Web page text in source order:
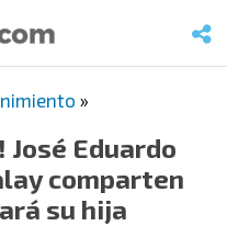
»
José Eduardo
comparten
su hija